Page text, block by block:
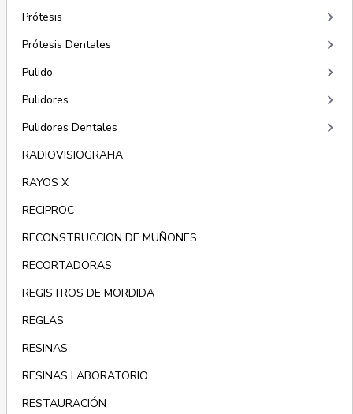
Prótesis keyboard_arrow_right
Prótesis Dentales keyboard_arrow_right
Pulido keyboard_arrow_right
Pulidores keyboard_arrow_right
Pulidores Dentales keyboard_arrow_right
RADIOVISIOGRAFIA
RAYOS X
RECIPROC
RECONSTRUCCION DE MUÑONES
RECORTADORAS
REGISTROS DE MORDIDA
REGLAS
RESINAS
RESINAS LABORATORIO
RESTAURACIÓN